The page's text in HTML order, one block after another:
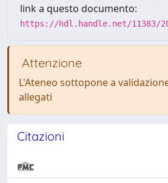
link a questo documento:
https://hdl.handle.net/11383/
Attenzione
L'Ateneo sottopone a
allegati
Citazioni